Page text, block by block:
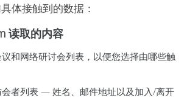
体接触到的数据：
读取的内容
和网络研讨会列表，以便您选择由哪些触
者列表 — 姓名、邮件地址以及加入/离开